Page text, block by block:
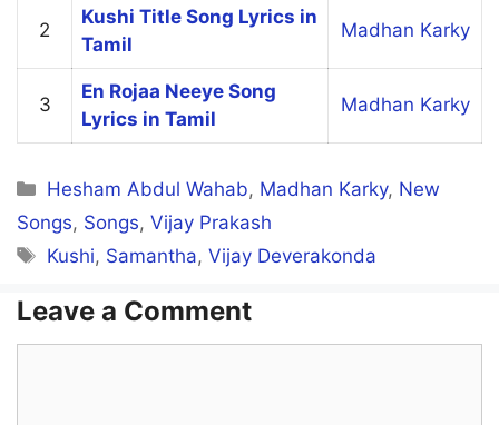
2
Kushi Title Song Lyrics in
Tamil
Madhan Karky
3
En Rojaa Neeye Song
Lyrics in Tamil
Madhan Karky
Categories
Hesham Abdul Wahab, Madhan Karky, New
Songs, Songs, Vijay Prakash
Tags
Kushi, Samantha,Vijay Deverakonda
Leave a Comment